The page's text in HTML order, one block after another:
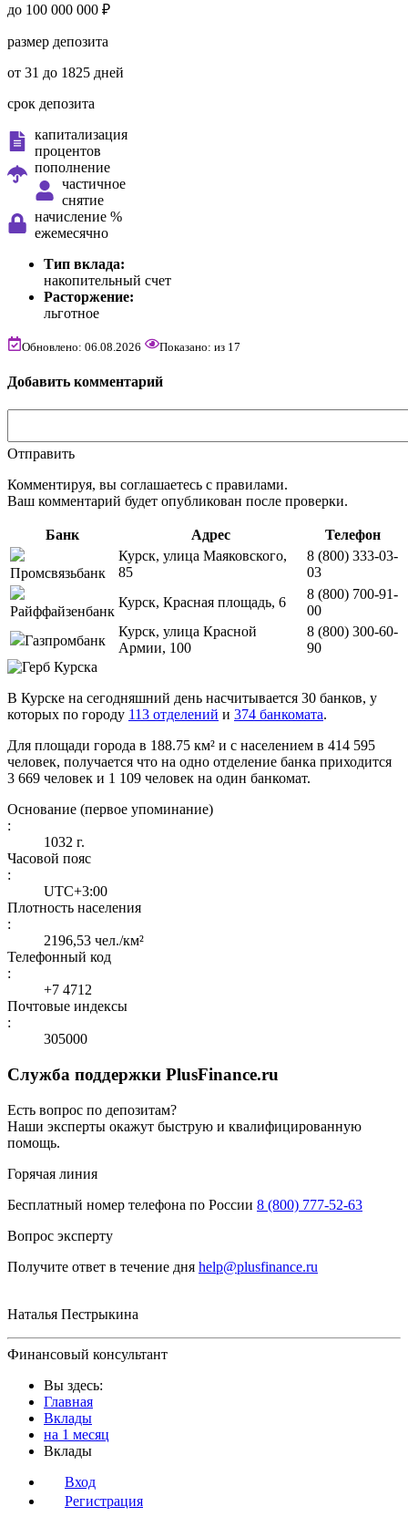
до 100 000 000 ₽
размер депозита
от 31 до 1825 дней
срок депозита
капитализация
процентов
пополнение
частичное
снятие
начисление %
ежемесячно
Тип вклада:
накопительный счет
Расторжение:
льготное
Обновлено: 06.08.2026 Показано: из 17
Добавить комментарий
Отправить
Комментируя, вы соглашаетесь c правилами.
Ваш комментарий будет опубликован после проверки.
Банк Адрес Телефон
Промсвязьбанк
Курск, улица Маяковского,
85
8 (800) 333-03-
03
Райффайзенбанк
Курск, Красная площадь, 6
8 (800) 700-91-
00
Газпромбанк
Курск, улица Красной
Армии, 100
8 (800) 300-60-
90
В Курске на сегодняшний день насчитывается 30 банков, у
которых по городу 113 отделений и 374 банкомата.
Для площади города в 188.75 км² и с населением в 414 595
человек, получается что на одно отделение банка приходится
3 669 человек и 1 109 человек на один банкомат.
Основание (первое упоминание)
:
1032 г.
Часовой пояс
:
UTC+3:00
Плотность населения
:
2196,53 чел./км²
Телефонный код
:
+7 4712
Почтовые индексы
:
305000
Служба поддержки PlusFinance.ru
Есть вопрос по депозитам?
Наши эксперты окажут быструю и квалифицированную
помощь.
Горячая линия
Бесплатный номер телефона по России 8 (800) 777-52-63
Вопрос эксперту
Получите ответ в течение дня help@plusfinance.ru
Наталья Пестрыкина
Финансовый консультант
Вы здесь:
Главная
Вклады
на 1 месяц
Вклады
Вход
Регистрация